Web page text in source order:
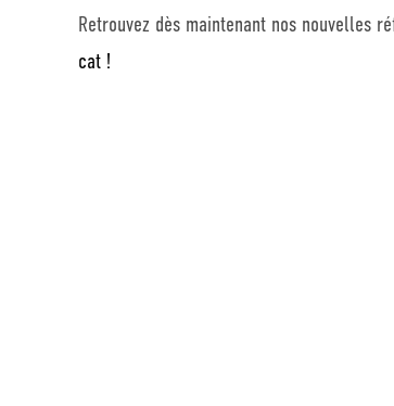
Retrouvez dès maintenant nos nouvelles
cat !